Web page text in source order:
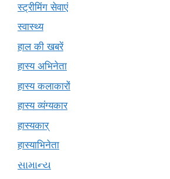
स्ट्रीमिंग सेवाएं
स्वास्थ्य
हाल की खबरें
हास्य अभिनेता
हास्य कलाकारों
हास्य व्यंग्यकार
हास्यकार्
हास्याभिनेता
સામાન્ય